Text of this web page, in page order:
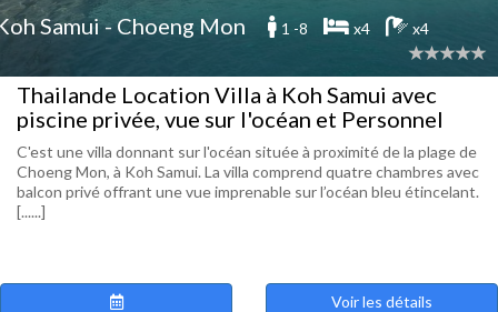
Samui - Choeng Mon 1 -8 x4 x4
Thailande Location Villa à Koh Samui avec
piscine privée, vue sur l'océan et Personnel
C'est une villa donnant sur l'océan située à proximité de la plage de
Choeng Mon, à Koh Samui. La villa comprend quatre chambres avec
balcon privé offrant une vue imprenable sur l’océan bleu étincelant.
[......]
Voir les détails